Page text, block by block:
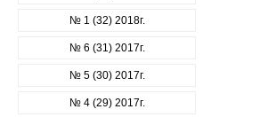
№ 1 (32) 2018г.
№ 6 (31) 2017г.
№ 5 (30) 2017г.
№ 4 (29) 2017г.